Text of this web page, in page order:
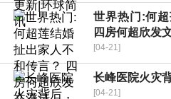
世界热门:何
四房何超欣发
[04-21]
长峰医院火灾
[04-21]